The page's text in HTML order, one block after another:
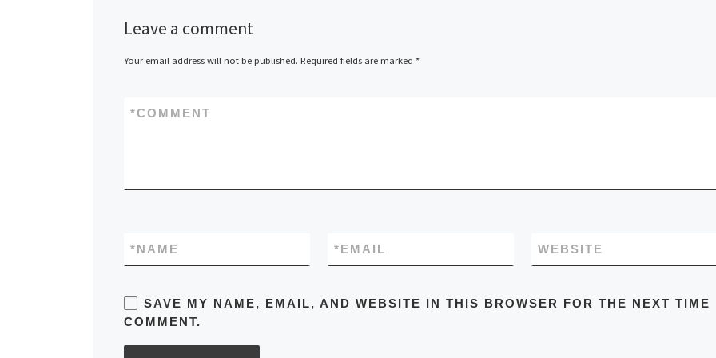
Leave a comment
Your email address will not be published. Required fields are marked *
COMMENT
*
NAME
* EMAIL
* WEBSITE
SAVE MY NAME, EMAIL, AND WEBSITE IN THIS BROWSER FOR THE NEXT TIME
COMMENT.